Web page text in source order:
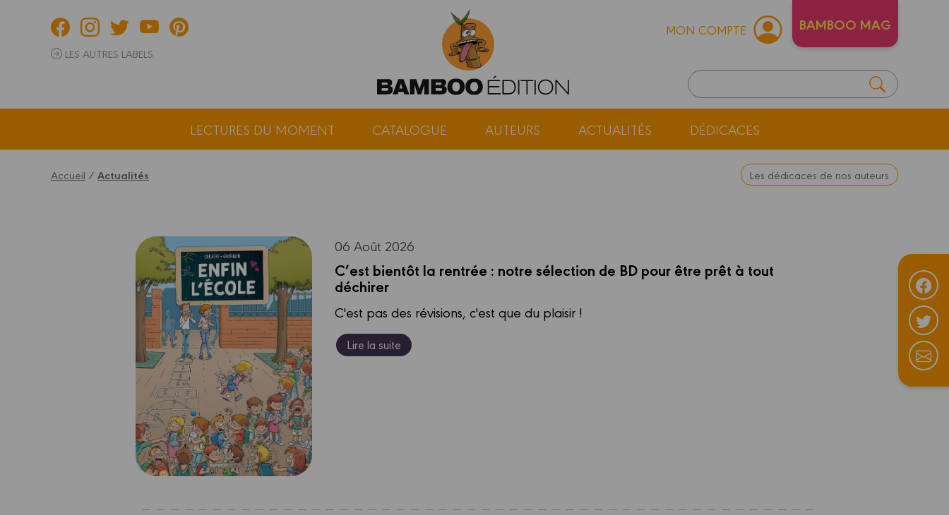
LES AUTRES LABELS
MON COMPTE BAMBOO MAG
LECTURES DU MOMENT CATALOGUE AUTEURS ACTUALITÉS DÉDICACES
Accueil / Actualités Les dédicaces de nos auteurs
06 Août 2026
C’est bientôt la rentrée : notre sélection de BD pour être prêt à tout
déchirer
C'est pas des révisions, c'est que du plaisir !
Lire la suite